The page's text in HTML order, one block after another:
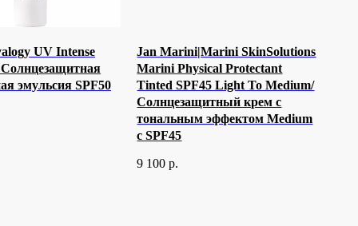
UV Intense
эмульсия SPF50
Jan Marini|Marini SkinSolutions
Marini Physical Protectant
Tinted SPF45 Light To Medium/
Солнцезащитный крем с
тональным эффектом Medium
c SPF45
9 100 р.